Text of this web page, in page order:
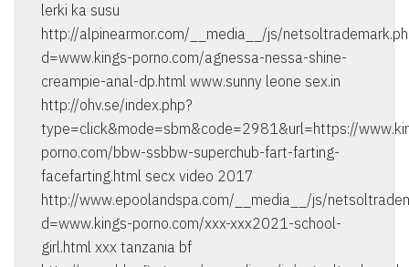
lerki ka susu
http://alpinearmor.com/__media__/js/
d=www.kings-porno.com/agnessa-nessa-shine-
creampie-anal-dp.html www.sunny leone sex.in
http://ohv.se/index.php?
type=click&mode=sbm&code=2981&url=https://
porno.com/bbw-ssbbw-superchub-fart-farting-
facefarting.html secx video 2017
http://www.epoolandspa.com/__media__/js/
d=www.kings-porno.com/xxx-xxx2021-school-
girl.html xxx tanzania bf